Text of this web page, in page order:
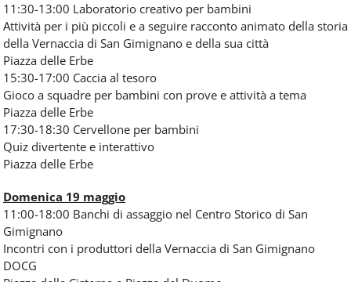
11:30-13:00 Laboratorio creativo per bambini
Attività per i più piccoli e a seguire racconto animato della storia
della Vernaccia di San Gimignano e della sua città
Piazza delle Erbe
15:30-17:00 Caccia al tesoro
Gioco a squadre per bambini con prove e attività a tema
Piazza delle Erbe
17:30-18:30 Cervellone per bambini
Quiz divertente e interattivo
Piazza delle Erbe
Domenica 19 maggio
11:00-18:00 Banchi di assaggio nel Centro Storico di San
Gimignano
Incontri con i produttori della Vernaccia di San Gimignano
DOCG